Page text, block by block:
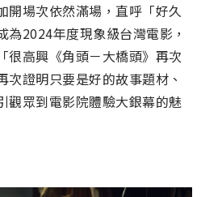
開場次依然滿場，直呼「好久
為2024年度現象級台灣電影，
很高興《角頭－大橋頭》再次
次證明只要是好的故事題材、
觀眾到電影院體驗大銀幕的魅